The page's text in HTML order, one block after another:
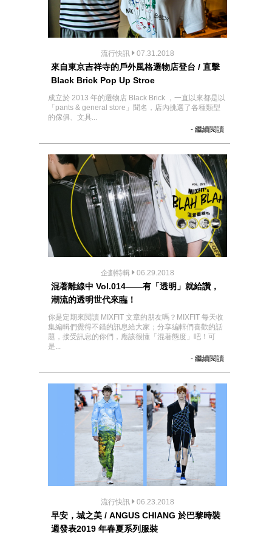
流行快訊 07.31.2018
來自東京吉祥寺的戶外風格選物店登台 / 直擊
Black Brick Pop Up Stroe
成立於 2013 年的選物店 Black Brick ，一直以來都是以
「pants & general store」聞名，店內挑選了各種類型
的傢俱、文具...
- 繼續閱讀
企劃特輯 06.29.2018
混著離線中 Vol.014——有「透明」就給讚，
潮流的透明世代來臨！
你是定期來閱讀 MIXFIT 文章的朋友嗎？MIXFIT 每天收
集編輯們覺得不錯的訊息給大家；分享編輯們喜歡的話
題，接受訊息的你們，應該很懂「混著態度」吧！可
是...
- 繼續閱讀
流行快訊 06.23.2018
早安，城之美 / ANGUS CHIANG 於巴黎時裝
週發表2019 年春夏系列服裝